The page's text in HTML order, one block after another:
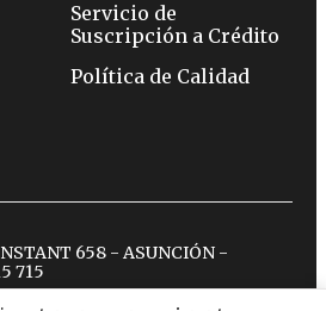
Servicio de
Suscripción a Crédito
Política de Calidad
658 - ASUNCIÓN -
715